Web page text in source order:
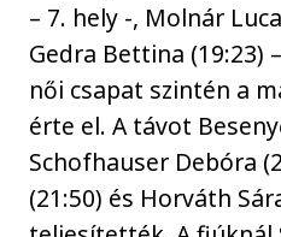
– 7. hely -, Molnár
Gedra Bettina (19:23)
női csapat szintén a
érte el. A távot
Schofhauser Debóra
(21:50) és Horváth